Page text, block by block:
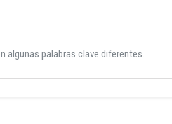
sesión
algunas palabras clave diferentes.